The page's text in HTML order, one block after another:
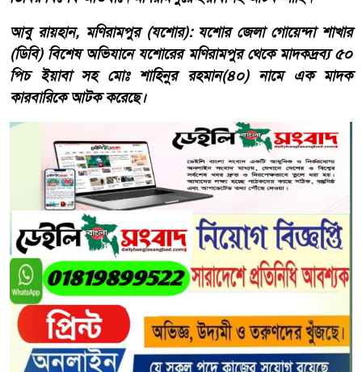
আবু রায়হান, মণিরামপুর (যশোর): যশোর জেলা গোয়েন্দা শাখার
(ডিবি) বিশেষ অভিযানে যশোরের মণিরামপুর থেকে মাদকদ্রব্য ৫০
পিচ ইয়াবা সহ মোঃ শাহিনুর রহমান(৪০) নামে এক মাদক
কারবারিকে আটক করেছে।